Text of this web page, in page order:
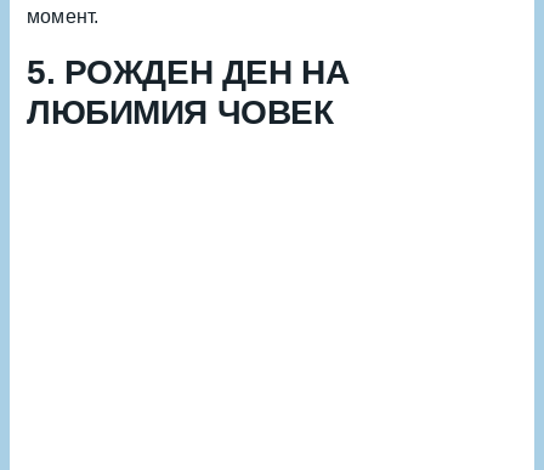
момент.
5. РОЖДЕН ДЕН НА
ЛЮБИМИЯ ЧОВЕК